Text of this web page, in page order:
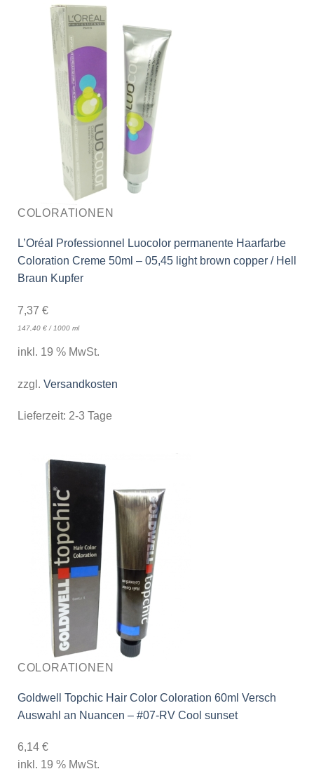
COLORATIONEN
L’Oréal Professionnel Luocolor permanente Haarfarbe
Coloration Creme 50ml – 05,45 light brown copper / Hell
Braun Kupfer
7,37 €
147,40 €/ 1000 ml
inkl. 19 % MwSt.
zzgl. Versandkosten
Lieferzeit: 2-3 Tage
COLORATIONEN
Goldwell Topchic Hair Color Coloration 60ml Versch
Auswahl an Nuancen – #07-RV Cool sunset
6,14 €
inkl. 19 % MwSt.